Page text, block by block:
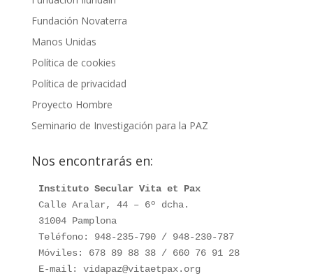
Fundación Novaterra
Manos Unidas
Política de cookies
Política de privacidad
Proyecto Hombre
Seminario de Investigación para la PAZ
Nos encontrarás en:
Instituto Secular Vita et Pax
Calle Aralar, 44 – 6º dcha.
31004 Pamplona
Teléfono: 948-235-790 / 948-230-787
Móviles: 678 89 88 38 / 660 76 91 28
E-mail: vidapaz@vitaetpax.org